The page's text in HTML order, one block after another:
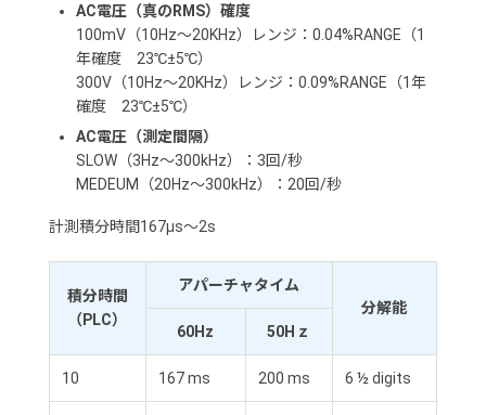
AC電圧（真のRMS）確度
100mV（10Hz～20KHz）レンジ：0.04%RANGE（1
年確度 23℃±5℃）
300V（10Hz～20KHz）レンジ：0.09%RANGE（1年
確度 23℃±5℃）
AC電圧（測定間隔）
SLOW（3Hz～300kHz）：3回/秒
MEDEUM（20Hz～300kHz）：20回/秒
計測積分時間167µs～2s
積分時間
（PLC）
アパーチャタイム
分解能
60Hz
50Hｚ
10 167 ms 200 ms 6 ½ digits